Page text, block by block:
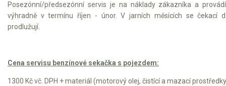
Posezónní/předsezónní servis je na náklady zákazníka a
výhradně v termínu říjen - únor. V jarních měsících se čekací
prodlužují.
Cena servisu benzínové sekačka s pojezdem:
1300 Kč vč. DPH + materiál (motorový olej, čistící a mazací prostředky